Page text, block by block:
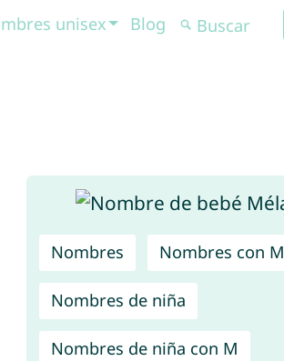
unisex Blog
Nombres Nombres con M
Nombres de niña
Nombres de niña con M